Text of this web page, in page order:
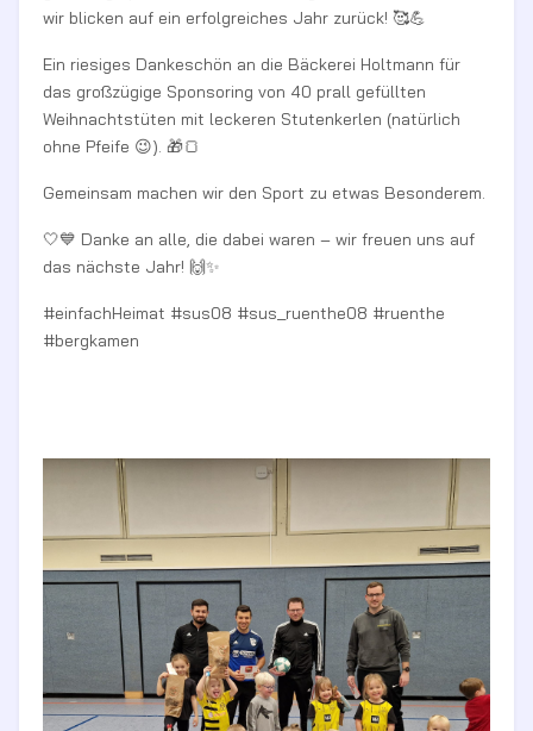
wir blicken auf ein erfolgreiches Jahr zurück! 🥰💪
Ein riesiges Dankeschön an die Bäckerei Holtmann für
das großzügige Sponsoring von 40 prall gefüllten
Weihnachtstüten mit leckeren Stutenkerlen (natürlich
ohne Pfeife 😉). 🎁🍞
Gemeinsam machen wir den Sport zu etwas Besonderem.
🤍💙 Danke an alle, die dabei waren – wir freuen uns auf
das nächste Jahr! 🙌✨
#einfachHeimat #sus08 #sus_ruenthe08 #ruenthe
#bergkamen